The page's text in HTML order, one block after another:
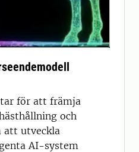
för att främja
och
att utveckla
AI-system